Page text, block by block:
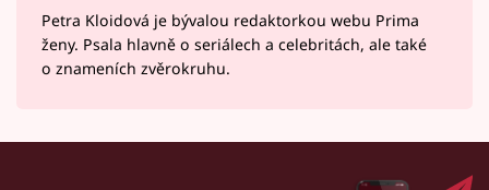
Petra Kloidová je bývalou redaktorkou webu Prima
ženy. Psala hlavně o seriálech a celebritách, ale také
o znameních zvěrokruhu.